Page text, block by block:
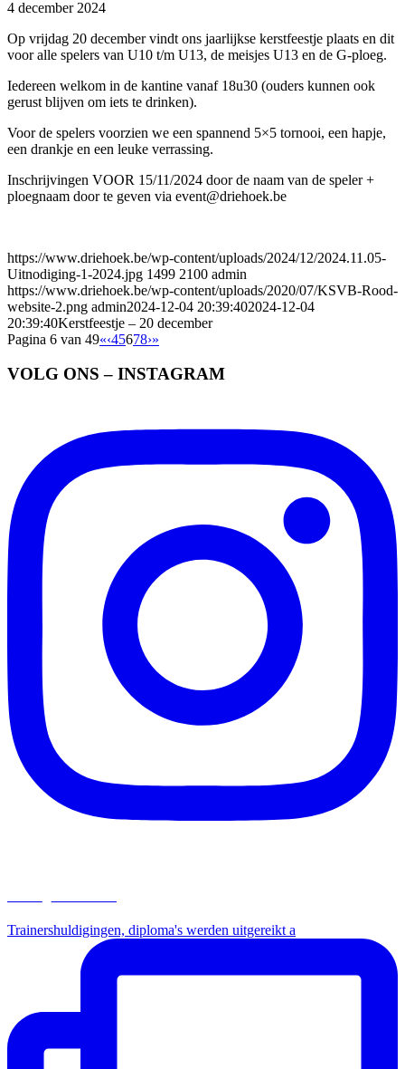
4 december 2024
Op vrijdag 20 december vindt ons jaarlijkse kerstfeestje plaats en dit
voor alle spelers van U10 t/m U13, de meisjes U13 en de G-ploeg.
Iedereen welkom in de kantine vanaf 18u30 (ouders kunnen ook
gerust blijven om iets te drinken).
Voor de spelers voorzien we een spannend 5×5 tornooi, een hapje,
een drankje en een leuke verrassing.
Inschrijvingen VOOR 15/11/2024 door de naam van de speler +
ploegnaam door te geven via event@driehoek.be
https://www.driehoek.be/wp-content/uploads/2024/12/2024.11.05-
Uitnodiging-1-2024.jpg 1499 2100 admin
https://www.driehoek.be/wp-content/uploads/2020/07/KSVB-Rood-
website-2.png admin2024-12-04 20:39:402024-12-04
20:39:40Kerstfeestje – 20 december
Pagina 6 van 49«‹45678›»
VOLG ONS – INSTAGRAM
Trainershuldigingen, diploma's werden uitgereikt a